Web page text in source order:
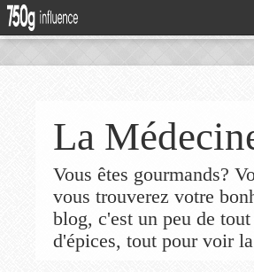
La
Vous êtes gourmands?
vous trouverez votre
blog, c'est un peu de
d'épices, tout pour voir